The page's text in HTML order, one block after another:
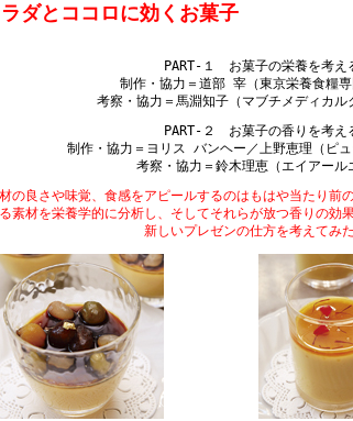
ダとココロに効くお菓子
PART‐１ お菓子の栄養を考え
制作・協力＝道部 宰（東京栄養食糧専
考察・協力＝馬淵知子（マブチメディカル
PART‐２ お菓子の香りを考え
制作・協力＝ヨリス バンヘー／上野恵理（ピュ
考察・協力＝鈴木理恵（エイアール
の良さや味覚、食感をアピールするのはもはや当たり前
素材を栄養学的に分析し、そしてそれらが放つ香りの効
新しいプレゼンの仕方を考えてみ